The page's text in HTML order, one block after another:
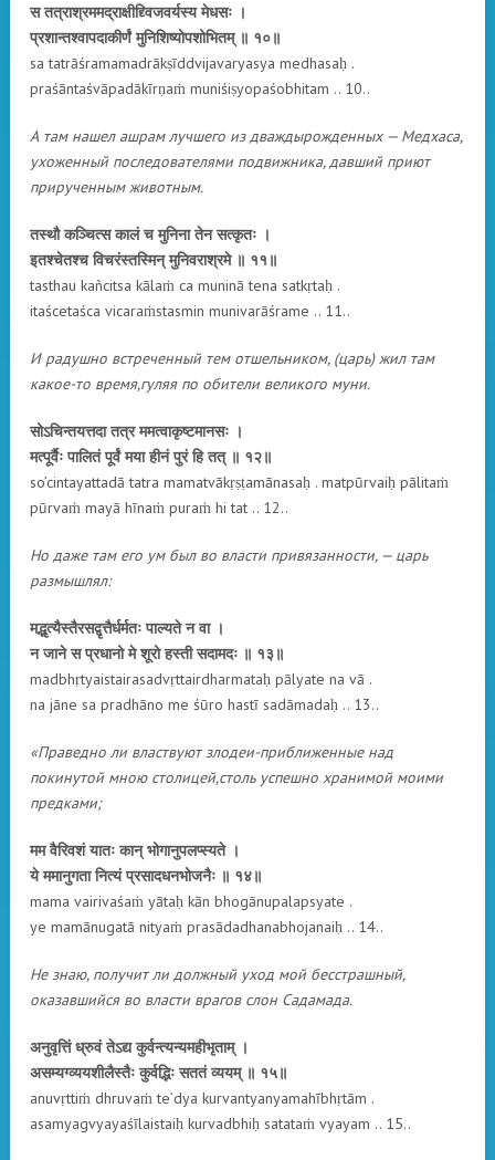
स तत्राश्रममद्राक्षीद्द्विजवर्यस्य मेधसः ।
प्रशान्तश्वापदाकीर्णं मुनिशिष्योपशोभितम् ॥ १०॥
sa tatrāśramamadrākṣīddvijavaryasya medhasaḥ .
praśāntaśvāpadākīrṇaṁ muniśiṣyopaśobhitam .. 10..
А там нашел ашрам лучшего из дваждырожденных — Медхаса,
ухоженный последователями подвижника, давший приют
прирученным животным.
तस्थौ कञ्चित्स कालं च मुनिना तेन सत्कृतः ।
इतश्चेतश्च विचरंस्तस्मिन् मुनिवराश्रमे ॥ ११॥
tasthau kañcitsa kālaṁ ca muninā tena satkṛtaḥ .
itaścetaśca vicaraṁstasmin munivarāśrame .. 11..
И радушно встреченный тем отшельником, (царь) жил там
какое-то время,гуляя по обители великого муни.
सोऽचिन्तयत्तदा तत्र ममत्वाकृष्टमानसः ।
मत्पूर्वैः पालितं पूर्वं मया हीनं पुरं हि तत् ॥ १२॥
so’cintayattadā tatra mamatvākṛṣṭamānasaḥ . matpūrvaiḥ pālitaṁ
pūrvaṁ mayā hīnaṁ puraṁ hi tat .. 12..
Но даже там его ум был во власти привязанности, — царь
размышлял:
मद्भृत्यैस्तैरसद्वृत्तैर्धर्मतः पाल्यते न वा ।
न जाने स प्रधानो मे शूरो हस्ती सदामदः ॥ १३॥
madbhṛtyaistairasadvṛttairdharmataḥ pālyate na vā .
na jāne sa pradhāno me śūro hastī sadāmadaḥ .. 13..
«Праведно ли властвуют злодеи-приближенные над
покинутой мною столицей,столь успешно хранимой моими
предками;
मम वैरिवशं यातः कान् भोगानुपलप्स्यते ।
ये ममानुगता नित्यं प्रसादधनभोजनैः ॥ १४॥
mama vairivaśaṁ yātaḥ kān bhogānupalapsyate .
ye mamānugatā nityaṁ prasādadhanabhojanaiḥ .. 14..
Не знаю, получит ли должный уход мой бесстрашный,
оказавшийся во власти врагов слон Садамада.
अनुवृत्तिं ध्रुवं तेऽद्य कुर्वन्त्यन्यमहीभृताम् ।
असम्यग्व्ययशीलैस्तैः कुर्वद्भिः सततं व्ययम् ॥ १५॥
anuvṛttiṁ dhruvaṁ te’dya kurvantyanyamahībhṛtām .
asamyagvyayaśīlaistaiḥ kurvadbhiḥ satataṁ vyayam .. 15..